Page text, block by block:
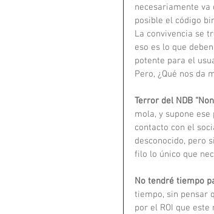
necesariamente va
posible el código
La convivencia se
eso es lo que
potente para el
Pero, ¿Qué nos da
Terror del NDB
mola, y supone
contacto con el
desconocido, pero
filo lo único que
No tendré tiempo
tiempo, sin pensar
por el ROI que